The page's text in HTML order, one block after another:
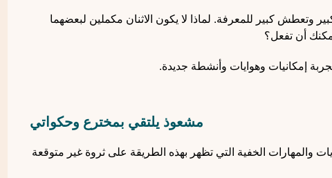
وتعطش كبير للمعرفة. لماذا لا يكون الاثنان مكملين لبعضهما
أن تفعل؟
إمكانيات وهوايات وأنشطة جديدة.
مشعوذ يلتقي بمخترع وحكواتي
والمهارات الخفية التي تظهر بهذه الطريقة على ثروة غير متوقعة